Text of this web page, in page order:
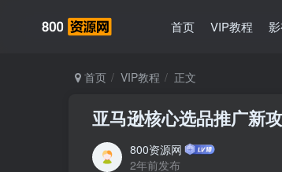
首页 VIP教程
首页 VIP教程 正文
亚马逊核心选品推广新
800资源网
2年前发布